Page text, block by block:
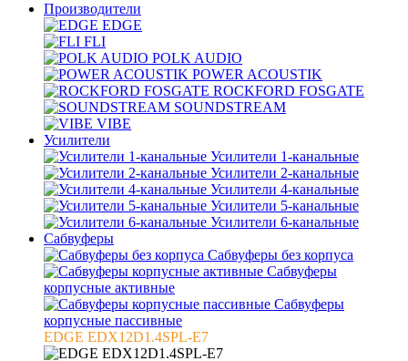
Производители
EDGE
FLI
POLK AUDIO
POWER ACOUSTIK
ROCKFORD FOSGATE
SOUNDSTREAM
VIBE
Усилители
Усилители 1-канальные
Усилители 2-канальные
Усилители 4-канальные
Усилители 5-канальные
Усилители 6-канальные
Сабвуферы
Сабвуферы без корпуса
Сабвуферы
корпусные активные
Сабвуферы
корпусные пассивные
EDGE EDX12D1.4SPL-E7